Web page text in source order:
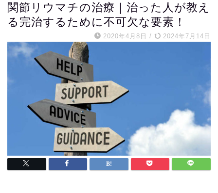
関節リウマチの治療｜治った人が教え
る完治するために不可欠な要素！
2020年4月8日 / 2024年7月14日